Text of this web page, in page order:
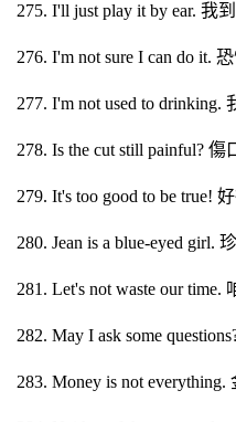
275. I'll just play it by ear. 我
276. I'm not sure I can do it.
277. I'm not used to drinking.
278. Is the cut still painful? 傷
279. It's too good to be true!
280. Jean is a blue-eyed girl.
281. Let's not waste our time.
282. May I ask some
283. Money is not everything.